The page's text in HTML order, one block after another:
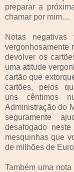
preparar a
chamar por mim....
Notas
vergonhosamente
devolver os
uma atitude
cartão que
cartões, pelos
uns cêntimos
Administração do
seguramente
desafogado
mesquinhas que
de milhões de
Também uma